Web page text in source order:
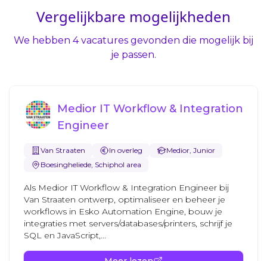
Vergelijkbare mogelijkheden
We hebben 4 vacatures gevonden die mogelijk bij
je passen.
Medior IT Workflow & Integration
Engineer
Van Straaten In overleg
Medior, Junior
Boesingheliede, Schiphol area
Als Medior IT Workflow & Integration Engineer bij
Van Straaten ontwerp, optimaliseer en beheer je
workflows in Esko Automation Engine, bouw je
integraties met servers/databases/printers, schrijf je
SQL en JavaScript,...